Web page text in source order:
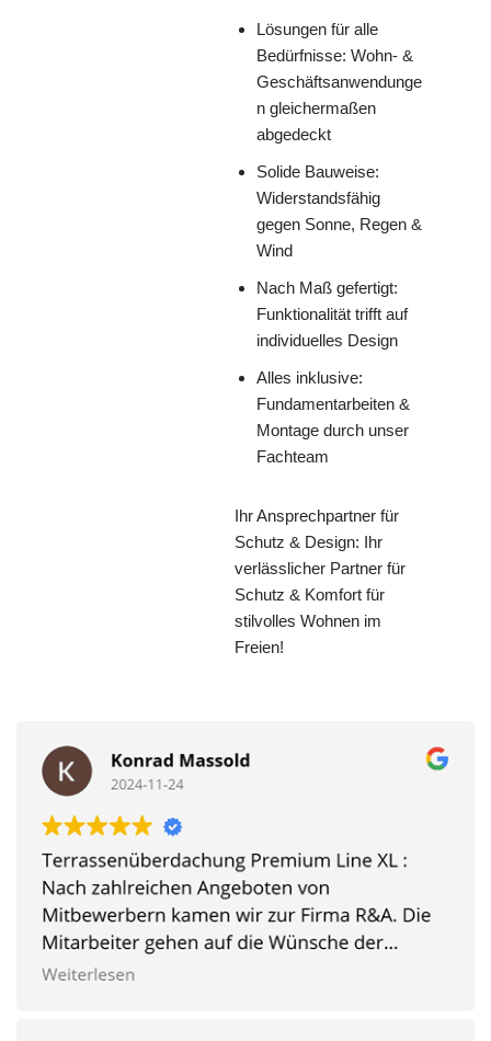
Lösungen für alle
Bedürfnisse: Wohn- &
Geschäftsanwendunge
n gleichermaßen
abgedeckt
Solide Bauweise:
Widerstandsfähig
gegen Sonne, Regen &
Wind
Nach Maß gefertigt:
Funktionalität trifft auf
individuelles Design
Alles inklusive:
Fundamentarbeiten &
Montage durch unser
Fachteam
Ihr Ansprechpartner für
Schutz & Design: Ihr
verlässlicher Partner für
Schutz & Komfort für
stilvolles Wohnen im
Freien!